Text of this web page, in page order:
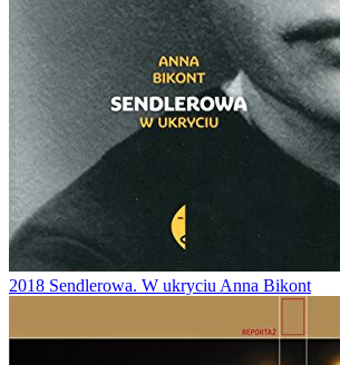
2018 Sendlerowa. W ukryciu Anna Bikont